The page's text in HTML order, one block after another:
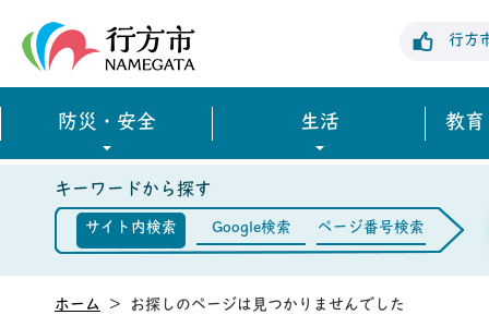
行方
防災・安全 生活 教育
キーワードから探す
サイト内検索 Google検索 ページ番号検索
ホーム > お探しのページは見つかりませんでした